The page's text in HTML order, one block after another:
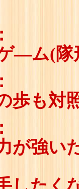
―ム(隊
歩も対
が強い